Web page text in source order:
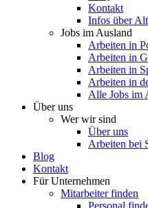
Kontakt
Infos über
Jobs im Ausland
Arbeiten in
Arbeiten in
Arbeiten in
Arbeiten in
Alle Jobs im
Über uns
Wer wir sind
Über uns
Arbeiten bei
Blog
Kontakt
Für Unternehmen
Mitarbeiter finden
Personal